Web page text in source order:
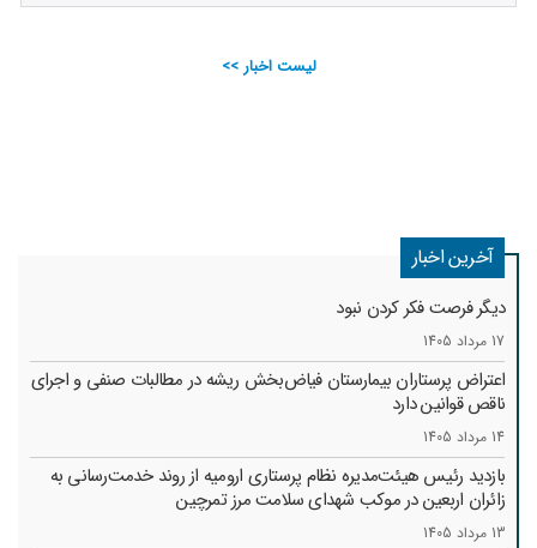
لیست اخبار >>
آخرین اخبار
دیگر فرصت فکر کردن نبود
17 مرداد 1405
اعتراض پرستاران بیمارستان فیاض‌بخش ریشه در مطالبات صنفی و اجرای
ناقص قوانین دارد
14 مرداد 1405
بازدید رئیس هیئت‌مدیره نظام پرستاری ارومیه از روند خدمت‌رسانی به
زائران اربعین در موکب شهدای سلامت مرز تمرچین
13 مرداد 1405